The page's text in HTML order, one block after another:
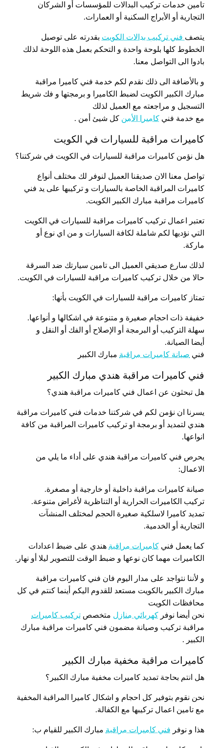
تامين خدمات تركيب البدالات للمؤسسات أو الشركان
التجارية أو الأبراج السكنية أو العمارات.
يتصف فني تركيب بدالات الكويت بقدرته على توصيل
الخطوط كلها بلوحة واحدة و التحكم بعمل هذه اللوحة لذلك
بادوا الى التواصل معنا.
و بالأضافة الى ذلك نقدم لكم خدمة فني كاميرا مراقبة
مبارك الكبير الكويت لضبط الكاميرا و برمجتها و فك شريط
التسجيل و مراجعته مع العميل لذلك
مع خدمة فني كاميرا الأمن كل شيئ أمن .
كاميرات مراقبة للسيارات في الكويت
هل نؤمن كاميرات مراقبة للسيارات في الكويت في شركتنا؟
تواصل معنا الان صديقنا العميل لنوفر لك مختلف أنواع
كاميرات المراقبة الخاصة بالسيارات و تركيبها على يد فني
كاميرات مراقبة مبارك الكبير الكويت.
تعتبر اعمال تركيب كاميرات مراقبة للسيارات في الكويت
التي نؤديها لكم شاملة لكافة السيارات و من اي نوع أو
ماركة.
لذلك سارع صديقي العميل الى تامين سيارتك ضد السرقة
حالا من خلال تركيب كاميرات مراقبة للسيارات في الكويت.
تمتاز كاميرات مراقبة للسيارات في الكويت بأنها:
خفيفة ذات احجام صغيرة و متنوعة في اشكالها و أنواعها.
سهلة التركيب أو البرمجة أو الإصلاح أو الفك أو النقل و
أيضا الصيانة.
فني صيانة كاميرات مراقبة مبارك الكبير
فني كاميرات مراقبة هندي مبارك الكبير
هل تبحثون عن اعمال فني كاميرات مراقبة هندي؟
يسرنا ان نؤمن لكم في شركتنا خدمات فني كاميرات مراقبة
هندي لتمديد أو برمجة او تركيب كاميرات المراقبة من كافة
انواعها.
يحرص فني كاميرات مراقبة هندي على أداء ما يلي من
الاعمال:
صيانة كاميرات مراقبة داخلية أو خارجية أو مصغرة.
تركيب الكاميرات الحرارية أو التناظرية لأغراض متنوعة.
تمديد كاميرا لاسلكية صغيرة الحجم لمختلف المنشآت
التجارية أو الخدمية.
كما يعمل فني كاميرات مراقبة هندي على ضبط اعدادات
الكاميرات مهما كان نوعها و ضبط الوقت للتصوير ليلا أو نهار.
و لأننا نتواجد على مدار اليوم فان فني كاميرات مراقبة
مبارك الكبير بالكويت مستعد للقدوم اليكم أينما كنتم في كل
محافظات الكويت
نحن أيضا نوفر كهربائي منازل متخصص تركيب كاميرات
مراقبة تركيب وصيانة مضمون فني كاميرات مراقبة مبارك
الكبير .
كاميرات مراقبة مخفية مبارك الكبير
هل انتم بحاجة تمديد كاميرات مخفية مبارك الكبير؟
نحن نقوم بتوفير كل احجام و اشكال كاميرا المراقبة المخفية
مع تامين اعمال تركيبها مع الكفالة.
هذا و نوفر فني كاميرات مراقبة مبارك الكبير للقيام ب: